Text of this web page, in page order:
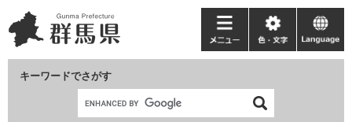
ー
ジ
ニ
ュ
キーワードでさがす
メ
ニ
ー
色・
文
language